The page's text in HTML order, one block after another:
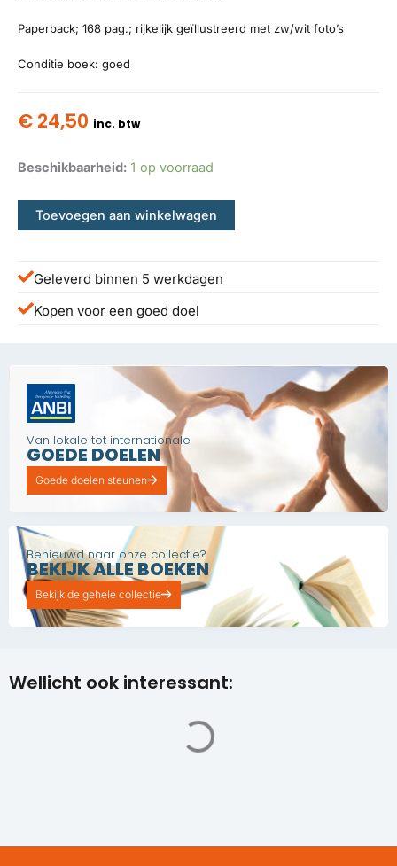
Paperback; 168 pag.; rijkelijk geïllustreerd met zw/wit foto’s
Conditie boek: goed
€ 24,50 inc. btw
Beschikbaarheid: 1 op voorraad
Toevoegen aan winkelwagen
Geleverd binnen 5 werkdagen
Kopen voor een goed doel
Van lokale tot internationale
GOEDE DOELEN
Goede doelen steunen
Benieuwd naar onze collectie?
BEKIJK ALLE BOEKEN
Bekijk de gehele collectie
Wellicht ook interessant: